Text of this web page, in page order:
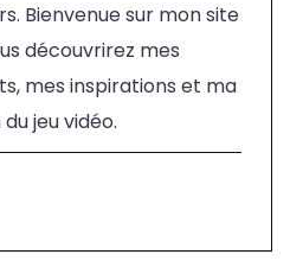
Bienvenue sur mon site
découvrirez mes
mes inspirations et ma
jeu vidéo.